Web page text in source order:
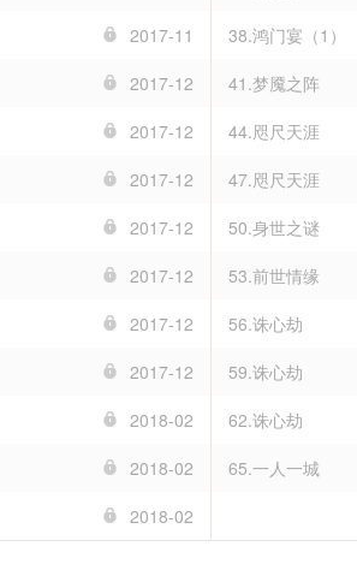
2017-11
38.鸿门宴（1）
2017-12
41.梦魇之阵
2017-12
44.咫尺天涯
2017-12
47.咫尺天涯
2017-12
50.身世之谜
2017-12
53.前世情缘
2017-12
56.诛心劫
2017-12
59.诛心劫
2018-02
62.诛心劫
2018-02
65.一人一城
2018-02